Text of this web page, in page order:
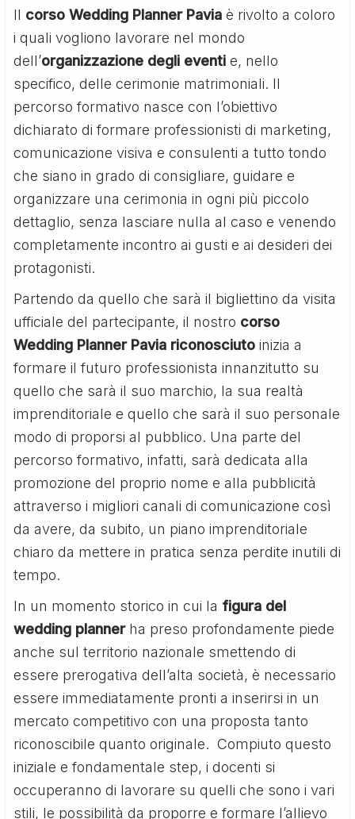
ll corso Wedding Planner Pavia è rivolto a coloro
i quali vogliono lavorare nel mondo
dell’organizzazione degli eventie, nello
specifico, delle cerimonie matrimoniali. Il
percorso formativo nasce con l’obiettivo
dichiarato di formare professionisti di marketing,
comunicazione visiva e consulenti a tutto tondo
che siano in grado di consigliare, guidare e
organizzare una cerimonia in ogni più piccolo
dettaglio, senza lasciare nulla al caso e venendo
completamente incontro ai gusti e ai desideri dei
protagonisti.
Partendo da quello che sarà il bigliettino da visita
ufficiale del partecipante, il nostro corso
Wedding Planner Pavia riconosciuto inizia a
formare il futuro professionista innanzitutto su
quello che sarà il suo marchio, la sua realtà
imprenditoriale e quello che sarà il suo personale
modo di proporsi al pubblico. Una parte del
percorso formativo, infatti, sarà dedicata alla
promozione del proprio nome e alla pubblicità
attraverso i migliori canali di comunicazione così
da avere, da subito, un piano imprenditoriale
chiaro da mettere in pratica senza perdite inutili di
tempo.
In un momento storico in cui la figura del
wedding plannerha preso profondamente piede
anche sul territorio nazionale smettendo di
essere prerogativa dell’alta società, è necessario
essere immediatamente pronti a inserirsi in un
mercato competitivo con una proposta tanto
riconoscibile quanto originale. Compiuto questo
iniziale e fondamentale step, i docenti si
occuperanno di lavorare su quelli che sono i vari
stili, le possibilità da proporre e formare l’allievo